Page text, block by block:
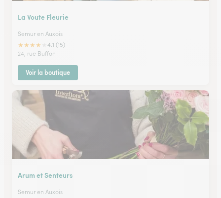
La Voute Fleurie
Semur en Auxois
★★★★
4.1 (15)
24, rue Buffon
Voir la boutique
Arum et Senteurs
Semur en Auxois